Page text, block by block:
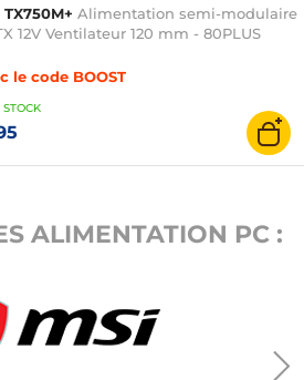
Alimentation semi-modulaire
12V Ventilateur 120 mm - 80PLUS
le code BOOST
STOCK
ALIMENTATION PC :